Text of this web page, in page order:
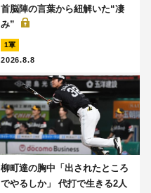
首脳陣の言葉から紐解いた“凄
み”
1軍
2026.8.8
柳町達の胸中「出されたところ
でやるしか」 代打で生きる2人